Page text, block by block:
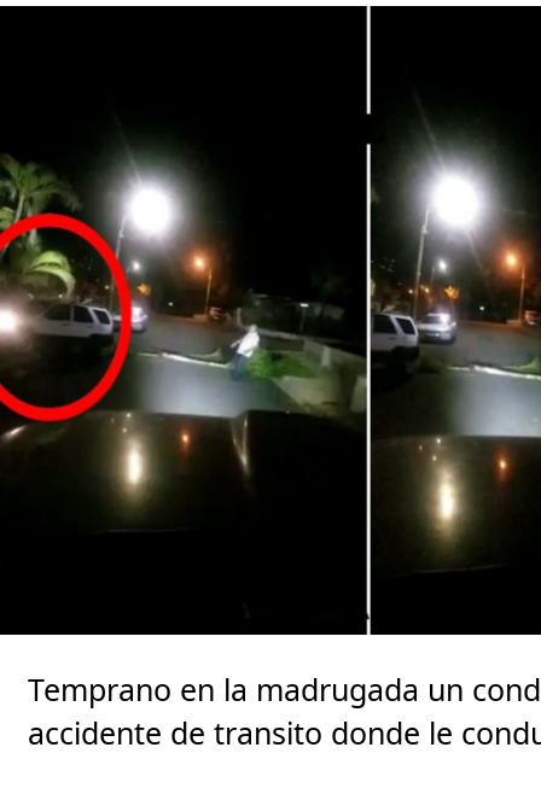
Temprano en la madrugada un
accidente de transito donde le